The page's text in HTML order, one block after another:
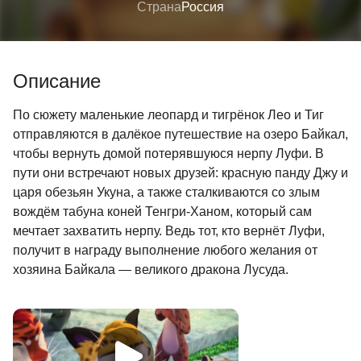
СтранаРоссия
Описание
По сюжету маленькие леопард и тигрёнок Лео и Тиг
отправляются в далёкое путешествие на озеро Байкал,
чтобы вернуть домой потерявшуюся нерпу Луфи. В
пути они встречают новых друзей: красную панду Джу и
царя обезьян Укуна, а также сталкиваются со злым
вождём табуна коней Тенгри-Ханом, который сам
мечтает захватить нерпу. Ведь тот, кто вернёт Луфи,
получит в награду выполнение любого желания от
хозяина Байкала — великого дракона Лусуда.